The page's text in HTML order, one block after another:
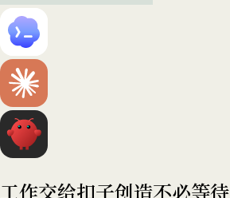
工作交给扣子创造不必等待